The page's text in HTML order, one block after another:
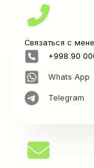
Связаться с
+998 90
Whats App
Telegram